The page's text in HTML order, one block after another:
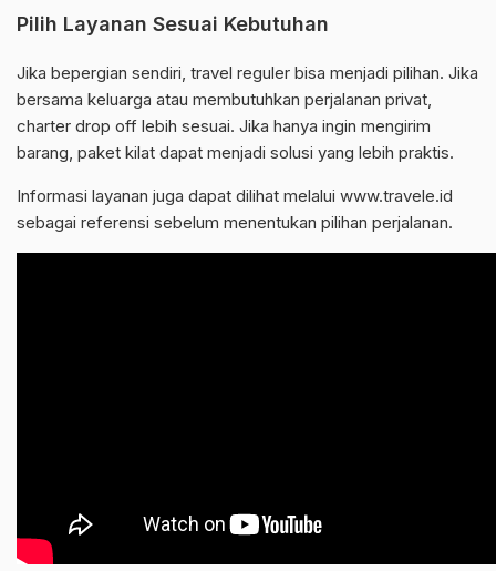
Pilih Layanan Sesuai Kebutuhan
Jika bepergian sendiri, travel reguler bisa menjadi pilihan. Jika
bersama keluarga atau membutuhkan perjalanan privat,
charter drop off lebih sesuai. Jika hanya ingin mengirim
barang, paket kilat dapat menjadi solusi yang lebih praktis.
Informasi layanan juga dapat dilihat melalui www.travele.id
sebagai referensi sebelum menentukan pilihan perjalanan.